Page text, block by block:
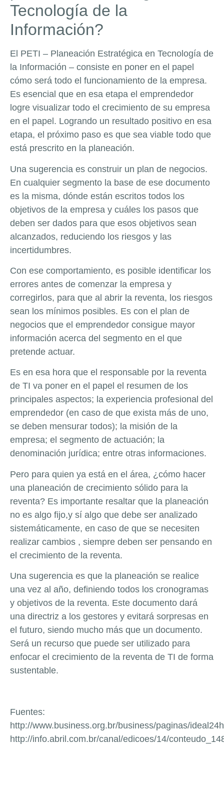
Tecnología de la
Información?
El PETI – Planeación Estratégica en Tecnología de
la Información – consiste en poner en el papel
cómo será todo el funcionamiento de la empresa.
Es esencial que en esa etapa el emprendedor
logre visualizar todo el crecimiento de su empresa
en el papel. Logrando un resultado positivo en esa
etapa, el próximo paso es que sea viable todo que
está prescrito en la planeación.
Una sugerencia es construir un plan de negocios.
En cualquier segmento la base de ese documento
es la misma, dónde están escritos todos los
objetivos de la empresa y cuáles los pasos que
deben ser dados para que esos objetivos sean
alcanzados, reduciendo los riesgos y las
incertidumbres.
Con ese comportamiento, es posible identificar los
errores antes de comenzar la empresa y
corregirlos, para que al abrir la reventa, los riesgos
sean los mínimos posibles. Es con el plan de
negocios que el emprendedor consigue mayor
información acerca del segmento en el que
pretende actuar.
Es en esa hora que el responsable por la reventa
de TI va poner en el papel el resumen de los
principales aspectos; la experiencia profesional del
emprendedor (en caso de que exista más de uno,
se deben mensurar todos); la misión de la
empresa; el segmento de actuación; la
denominación jurídica; entre otras informaciones.
Pero para quien ya está en el área, ¿cómo hacer
una planeación de crecimiento sólido para la
reventa? Es importante resaltar que la planeación
no es algo fijo,y sí algo que debe ser analizado
sistemáticamente, en caso de que se necesiten
realizar cambios , siempre deben ser pensando en
el crecimiento de la reventa.
Una sugerencia es que la planeación se realice
una vez al año, definiendo todos los cronogramas
y objetivos de la reventa. Este documento dará
una directriz a los gestores y evitará sorpresas en
el futuro, siendo mucho más que un documento.
Será un recurso que puede ser utilizado para
enfocar el crecimiento de la reventa de TI de forma
sustentable.
Fuentes:
http://www.business.org.br/business/paginas/
http://info.abril.com.br/canal/edicoes/14/